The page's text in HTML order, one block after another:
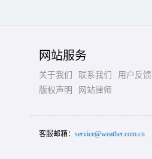
网站服务
关于我们 联系我们
用户反馈
版权声明
网站律师
客服邮箱： service@weather.com.cn